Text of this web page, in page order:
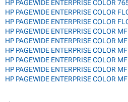
HP PAGEWIDE ENTERPRISE COLOR
HP PAGEWIDE ENTERPRISE COLOR
HP PAGEWIDE ENTERPRISE COLOR
HP PAGEWIDE ENTERPRISE COLOR
HP PAGEWIDE ENTERPRISE COLOR
HP PAGEWIDE ENTERPRISE COLOR
HP PAGEWIDE ENTERPRISE COLOR
HP PAGEWIDE ENTERPRISE COLOR
HP PAGEWIDE ENTERPRISE COLOR